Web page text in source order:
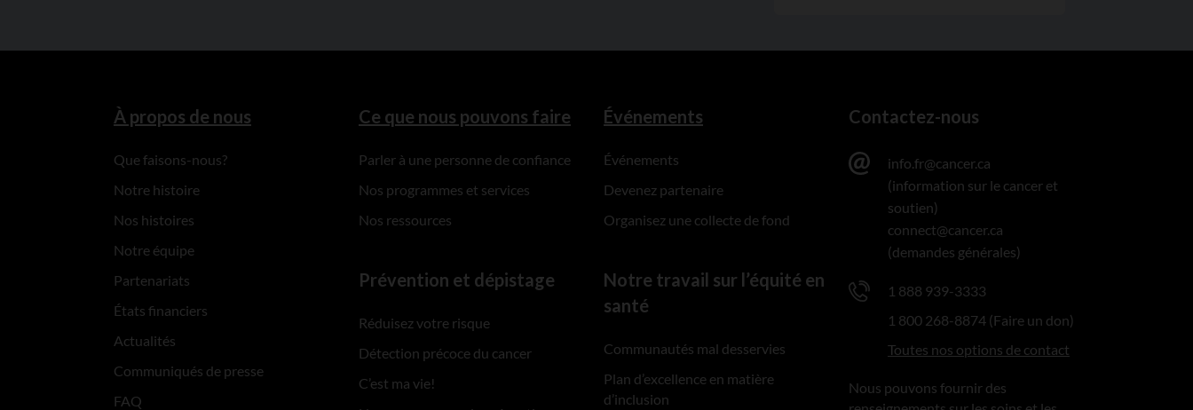
À propos de nous
Que faisons-nous?
Notre histoire
Nos histoires
Notre équipe
Partenariats
États financiers
Actualités
Communiqués de presse
FAQ
Ce que nous pouvons faire
Parler à une personne de confiance
Nos programmes et services
Nos ressources
Prévention et dépistage
Réduisez votre risque
Détection précoce du cancer
C’est ma vie!
Événements
Événements
Devenez partenaire
Organisez une collecte de fond
Notre travail sur l’équité en
santé
Communautés mal desservies
Plan d’excellence en matière
d’inclusion
Contactez-nous
info.fr@cancer.ca
(information sur le cancer et
soutien)
connect@cancer.ca
(demandes générales)
1 888 939-3333
1 800 268-8874 (Faire un don)
Toutes nos options de contact
Nous pouvons fournir des